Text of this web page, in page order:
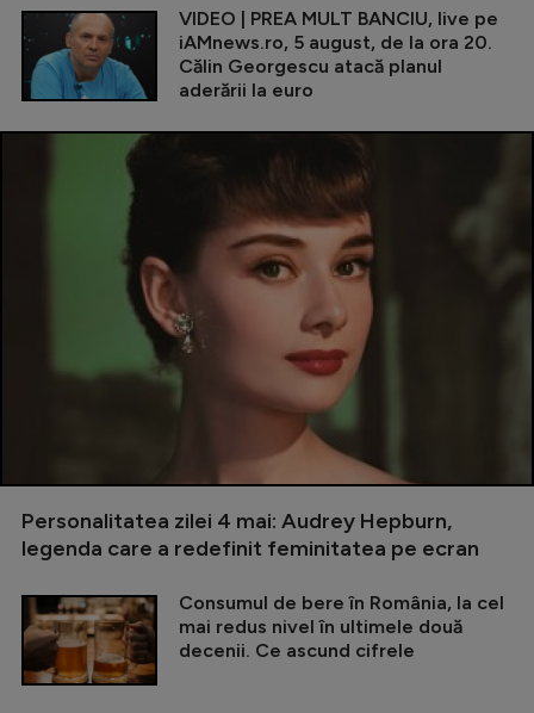
VIDEO | PREA MULT BANCIU, live pe
iAMnews.ro, 5 august, de la ora 20.
Călin Georgescu atacă planul
aderării la euro
Personalitatea zilei 4 mai: Audrey Hepburn,
legenda care a redefinit feminitatea pe ecran
Consumul de bere în România, la cel
mai redus nivel în ultimele două
decenii. Ce ascund cifrele